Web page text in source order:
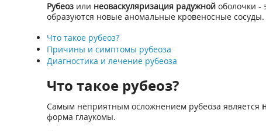
Рубеозили неоваскуляризация радужнойоболочки -
образуются новые аномальные кровеносные сосуды.
Что такое рубеоз?
Причины и симптомы рубеоза
Диагностика и лечение рубеоза
Что такое рубеоз?
Самым неприятным осложнением рубеоза является
форма глаукомы.